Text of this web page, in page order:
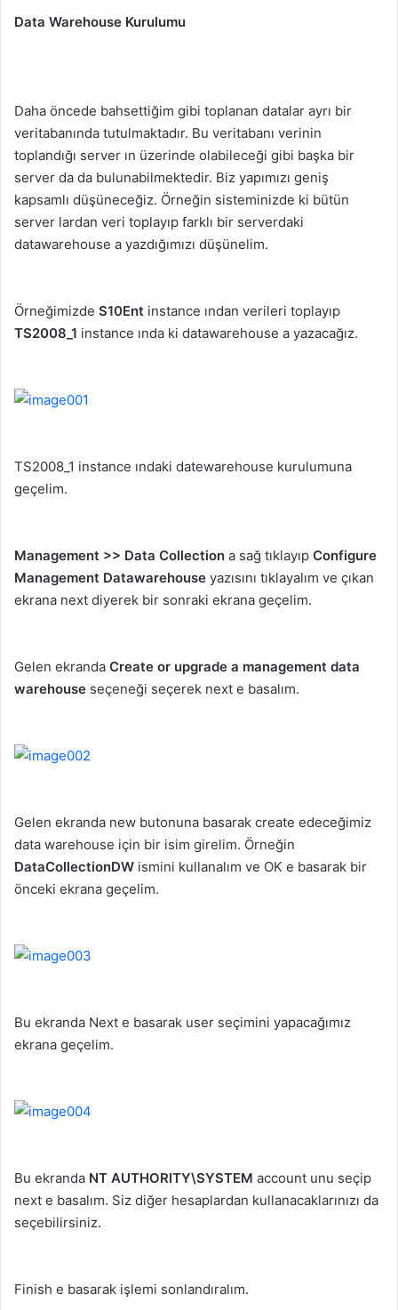
Data Warehouse Kurulumu
Daha öncede bahsettiğim gibi toplanan datalar ayrı bir
veritabanında tutulmaktadır. Bu veritabanı verinin
toplandığı server ın üzerinde olabileceği gibi başka bir
server da da bulunabilmektedir. Biz yapımızı geniş
kapsamlı düşüneceğiz. Örneğin sisteminizde ki bütün
server lardan veri toplayıp farklı bir serverdaki
datawarehouse a yazdığımızı düşünelim.
Örneğimizde S10Ent instance ından verileri toplayıp
TS2008_1 instance ında ki datawarehouse a yazacağız.
TS2008_1 instance ındaki datewarehouse kurulumuna
geçelim.
Management >> Data Collection a sağ tıklayıp Configure
Management Datawarehouse yazısını tıklayalım ve çıkan
ekrana next diyerek bir sonraki ekrana geçelim.
Gelen ekranda Create or upgrade a management data
warehouse seçeneği seçerek next e basalım.
Gelen ekranda new butonuna basarak create edeceğimiz
data warehouse için bir isim girelim. Örneğin
DataCollectionDW ismini kullanalım ve OK e basarak bir
önceki ekrana geçelim.
Bu ekranda Next e basarak user seçimini yapacağımız
ekrana geçelim.
Bu ekranda NT AUTHORITY\SYSTEM account unu seçip
next e basalım. Siz diğer hesaplardan kullanacaklarınızı da
seçebilirsiniz.
Finish e basarak işlemi sonlandıralım.